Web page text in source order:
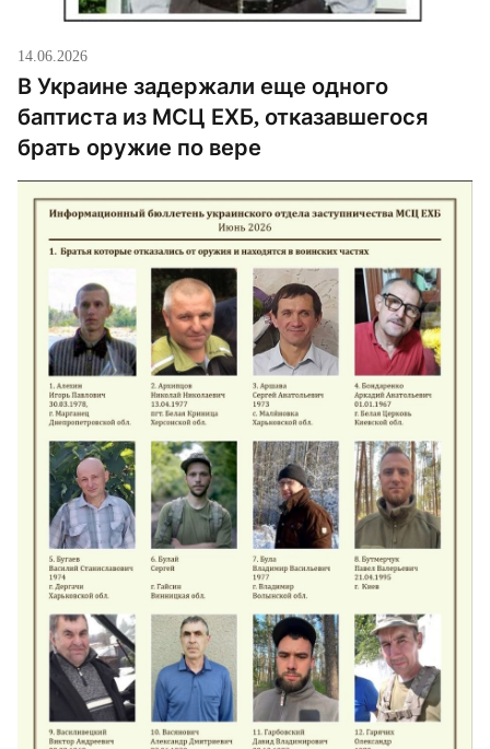
14.06.2026
В Украине задержали еще одного
баптиста из МСЦ ЕХБ, отказавшегося
брать оружие по вере